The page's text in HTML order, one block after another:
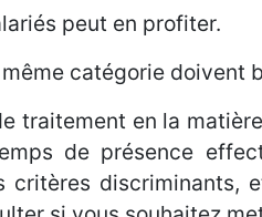
peut en profiter.
même catégorie doivent
traitement en la
de présence
critères discriminants,